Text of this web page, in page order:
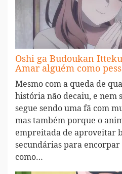
Oshi ga Budoukan
Amar alguém como
Mesmo com a queda de
história não decaiu, e nem
segue sendo uma fã com
mas também porque o
empreitada de aproveitar
secundárias para
como…